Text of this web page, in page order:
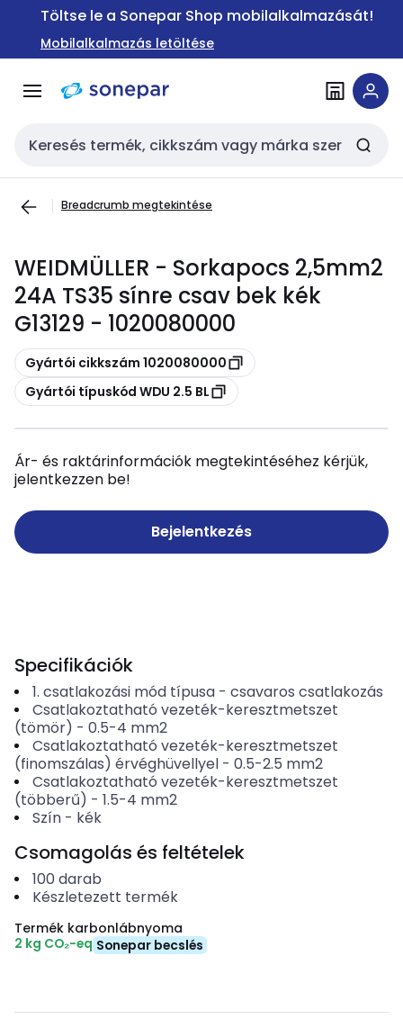
Ugrás a
Ugrás a
tartalomra
Töltse le a Sonepar Shop mobilalkalmazását!
Mobilalkalmazás letöltése
Keresési bemenet
Breadcrumb megtekintése
WEIDMÜLLER - Sorkapocs 2,5mm2
24A TS35 sínre csav bek kék
G13129 - 1020080000
Másolás
Gyártói cikkszám 1020080000
Másolás
Gyártói típuskód WDU 2.5 BL
Ár- és raktárinformációk megtekintéséhez kérjük,
jelentkezzen be!
Bejelentkezés
Specifikációk
1. csatlakozási mód típusa- csavaros csatlakozás
Csatlakoztatható vezeték-keresztmetszet
(tömör) - 0.5-4 mm2
Csatlakoztatható vezeték-keresztmetszet
(finomszálas) érvéghüvellyel - 0.5-2.5 mm2
Csatlakoztatható vezeték-keresztmetszet
(többerű) - 1.5-4 mm2
Szín- kék
Csomagolás és feltételek
100 darab
Készletezett termék
Termék karbonlábnyoma
2 kg CO₂-eq Sonepar becslés